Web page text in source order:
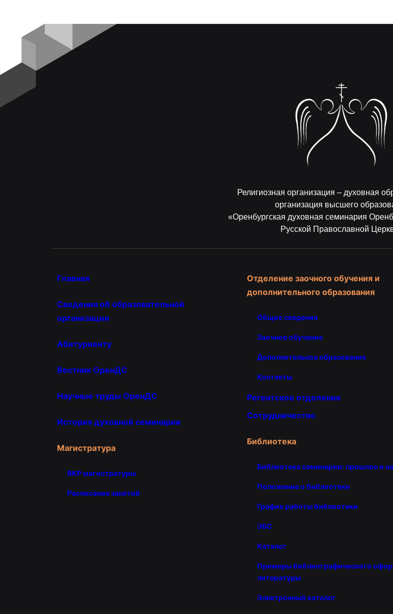
Религиозная организация – духовная
организация высшего
«Оренбургская духовная семинария
Русской Православной
Главная
Сведения об образовательной
организации
Абитуриенту
Вестник ОренДС
Научные труды ОренДС
История духовной семинарии
Магистратура
ВКР магистратуры
Расписание занятий
Отделение заочного обучения и
дополнительного образования
Общие сведения
Заочное обучение
Дополнительное образование
Контакты
Регентское отделение
Сотрудничество
Библиотека
Библиотека семинарии: прошлое и
Положение о библиотеке
График работы библиотеки
ЭБС
Каталог
Примеры библиографического
литературы
Электронный каталог